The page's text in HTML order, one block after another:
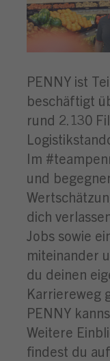
PENNY ist
beschäftigt
rund 2.130
Im
und
dich
Jobs sowie
miteinander
du deinen
Karriereweg
PENNY
Weitere
findest du